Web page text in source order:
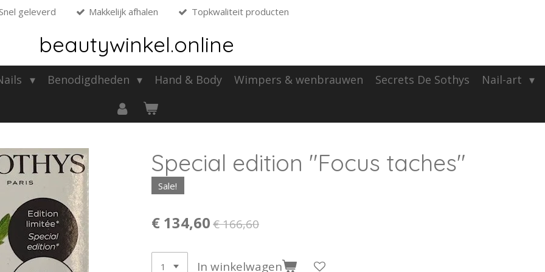
geleverd Makkelijk afhalen Topkwaliteit producten
beautywinkel.online
Benodigdheden Hand & Body Wimpers & wenbrauwen Secrets De Sothys Nail-art
Special edition "Focus taches"
Sale!
€ 134,60€ 166,60
In winkelwagen